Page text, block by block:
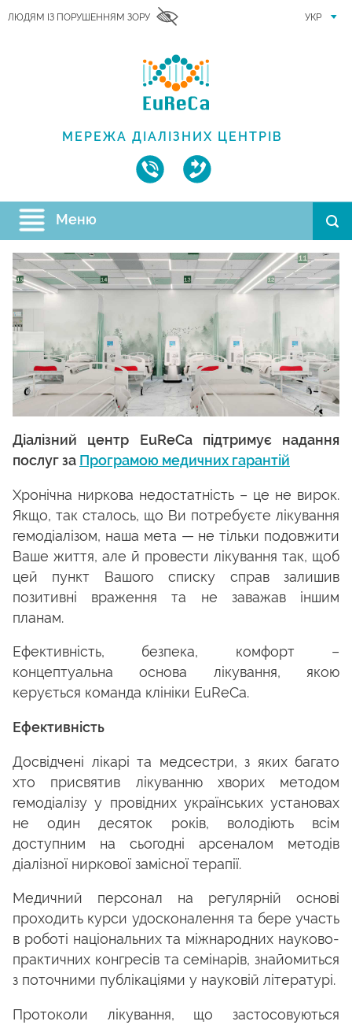
ЛЮДЯМ ІЗ ПОРУШЕННЯМ ЗОРУ УКР
МЕРЕЖА ДІАЛІЗНИХ ЦЕНТРІВ
Меню
Діалізний центр EuReCa підтримує надання
послуг за Програмою медичних гарантій
Хронічна ниркова недостатність – це не вирок.
Якщо, так сталось, що Ви потребуєте лікування
гемодіалізом, наша мета — не тільки подовжити
Ваше життя, але й провести лікування так, щоб
цей пункт Вашого списку справ залишив
позитивні враження та не заважав іншим
планам.
Ефективність, безпека, комфорт –
концептуальна основа лікування, якою
керується команда клініки EuReCa.
Ефективність
Досвідчені лікарі та медсестри, з яких багато
хто присвятив лікуванню хворих методом
гемодіалізу у провідних українських установах
не один десяток років, володіють всім
доступним на сьогодні арсеналом методів
діалізної ниркової замісної терапії.
Медичний персонал на регулярній основі
проходить курси удосконалення та бере участь
в роботі національних та міжнародних науково-
практичних конгресів та семінарів, знайомиться
з поточними публікаціями у науковій літературі.
Протоколи лікування, що застосовуються